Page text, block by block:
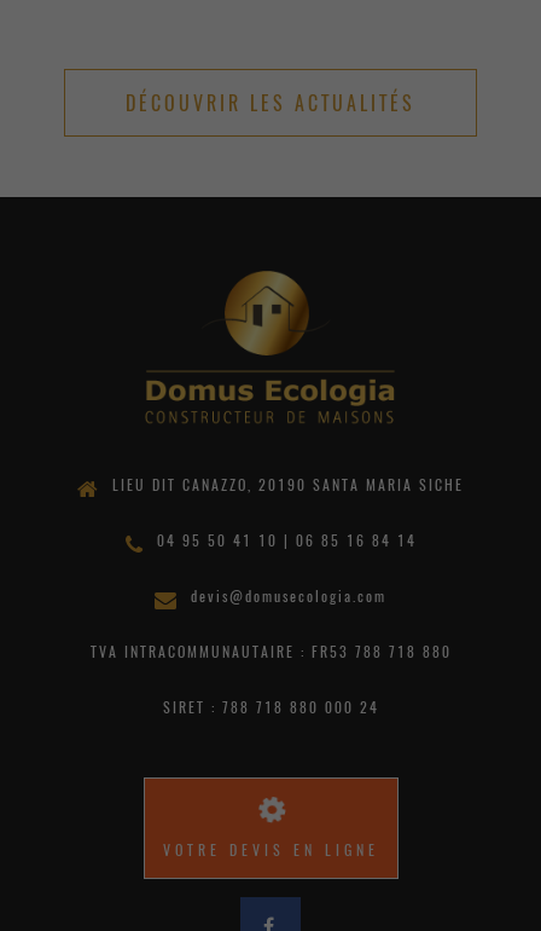
DÉCOUVRIR LES ACTUALITÉS
LIEU DIT CANAZZO, 20190 SANTA MARIA SICHE
04 95 50 41 10 | 06 85 16 84 14
devis@domusecologia.com
TVA INTRACOMMUNAUTAIRE : FR53 788 718 880
SIRET : 788 718 880 000 24
VOTRE DEVIS EN LIGNE